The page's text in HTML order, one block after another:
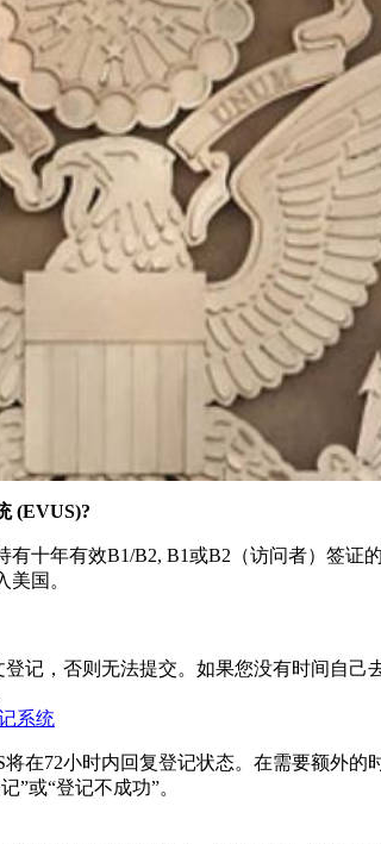
(EVUS)?
有十年有效B1/B2, B1或B2（访问者）签
国。
记，否则无法提交。如果您没有时间自
系统
在72小时内回复登记状态。在需要额外
”或“登记不成功”。